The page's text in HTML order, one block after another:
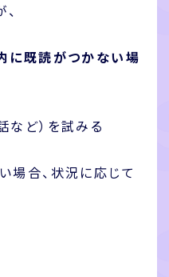
に既読がつかない場
など）を試みる
場合、状況に応じて